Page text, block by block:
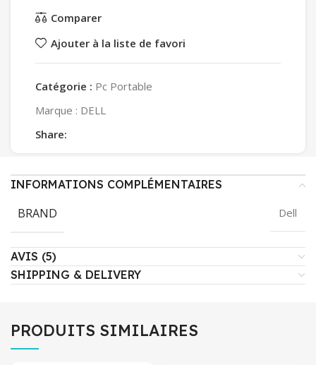
Comparer
Ajouter à la liste de favori
Catégorie : Pc Portable
Marque : DELL
Share:
INFORMATIONS COMPLÉMENTAIRES
BRAND Dell
AVIS (5)
SHIPPING & DELIVERY
PRODUITS SIMILAIRES